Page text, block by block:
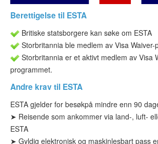
Berettigelse til ESTA
Britiske statsborgere kan søke om ESTA
Storbritannia ble medlem av Visa
Storbritannia er et aktivt medlem av Visa
programmet.
Andre krav til ESTA
ESTA gjelder for besøkpå mindre enn 90
➤ Reisende som ankommer via land-, luft-
ESTA
➤ Gyldig elektronisk og maskinlesbart pass